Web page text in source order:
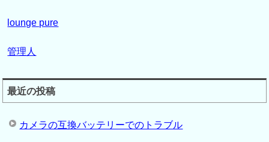
lounge pure
管理人
最近の投稿
カメラの互換バッテリーでのトラブル